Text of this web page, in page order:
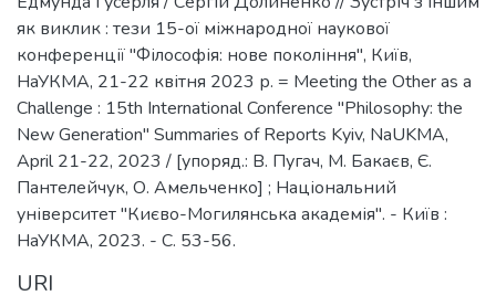
як виклик : тези 15-ої міжнародної наукової
конференції "Філософія: нове покоління", Київ,
НаУКМА, 21-22 квітня 2023 р. = Meeting the Other as a
Challenge : 15th International Conference "Philosophy: the
New Generation" Summaries of Reports Kyiv, NaUKMA,
April 21-22, 2023 / [упоряд.: В. Пугач, М. Бакаєв, Є.
Пантелейчук, О. Амельченко] ; Національний
університет "Києво-Могилянська академія". - Київ :
НаУКМА, 2023. - С. 53-56.
URI